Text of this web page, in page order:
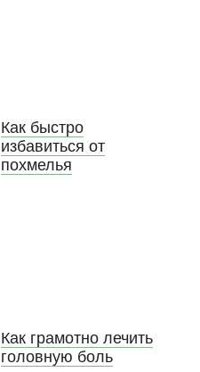
Как быстро
избавиться от
похмелья
Как грамотно лечить
головную боль